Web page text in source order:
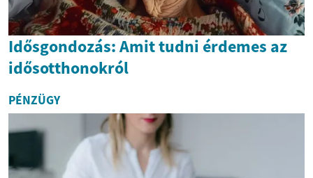
Idősgondozás: Amit tudni érdemes az
idősotthonokról
PÉNZÜGY